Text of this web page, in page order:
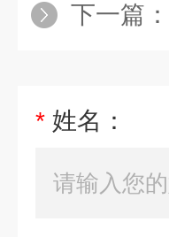
下一篇：
* 姓名：